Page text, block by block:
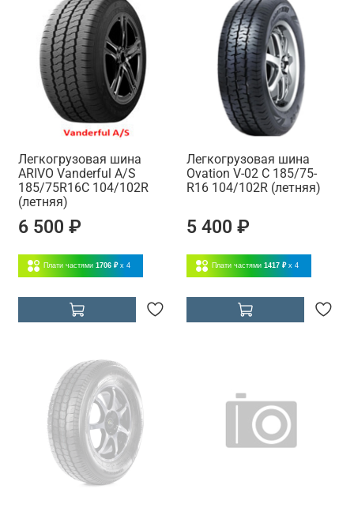
Легкогрузовая шина
ARIVO Vanderful A/S
185/75R16C 104/102R
(летняя)
6 500 ₽
Плати частями 1706 ₽ x 4
Легкогрузовая шина
Ovation V-02 C 185/75-
R16 104/102R (летняя)
5 400 ₽
Плати частями 1417 ₽ x 4